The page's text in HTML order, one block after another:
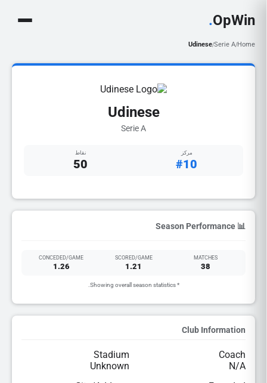
OpWin
.
Home
/
Serie A
/
Udinese
Udinese
Serie A
مركز
#10
نقاط
50
📊 Season Performance
MATCHES
38
SCORED/GAME
1.21
CONCEDED/GAME
1.26
* Showing overall season statistics.
Club Information
Coach
N/A
Stadium
Unknown